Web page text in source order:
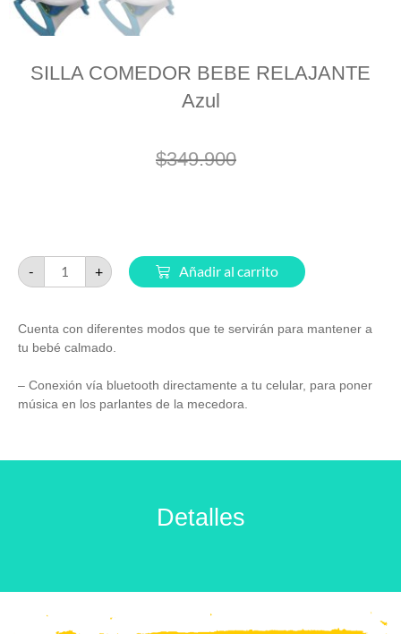
SILLA COMEDOR BEBE RELAJANTE
Azul
$349.900
- + Añadir al carrito
Cuenta con diferentes modos que te servirán para mantener a
tu bebé calmado.
– Conexión vía bluetooth directamente a tu celular, para poner
música en los parlantes de la mecedora.
Detalles